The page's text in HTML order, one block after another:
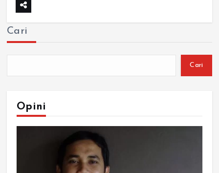
Cari
Cari
Opini